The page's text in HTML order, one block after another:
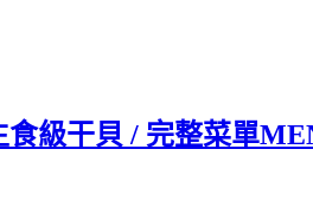
級干貝 / 完整菜單